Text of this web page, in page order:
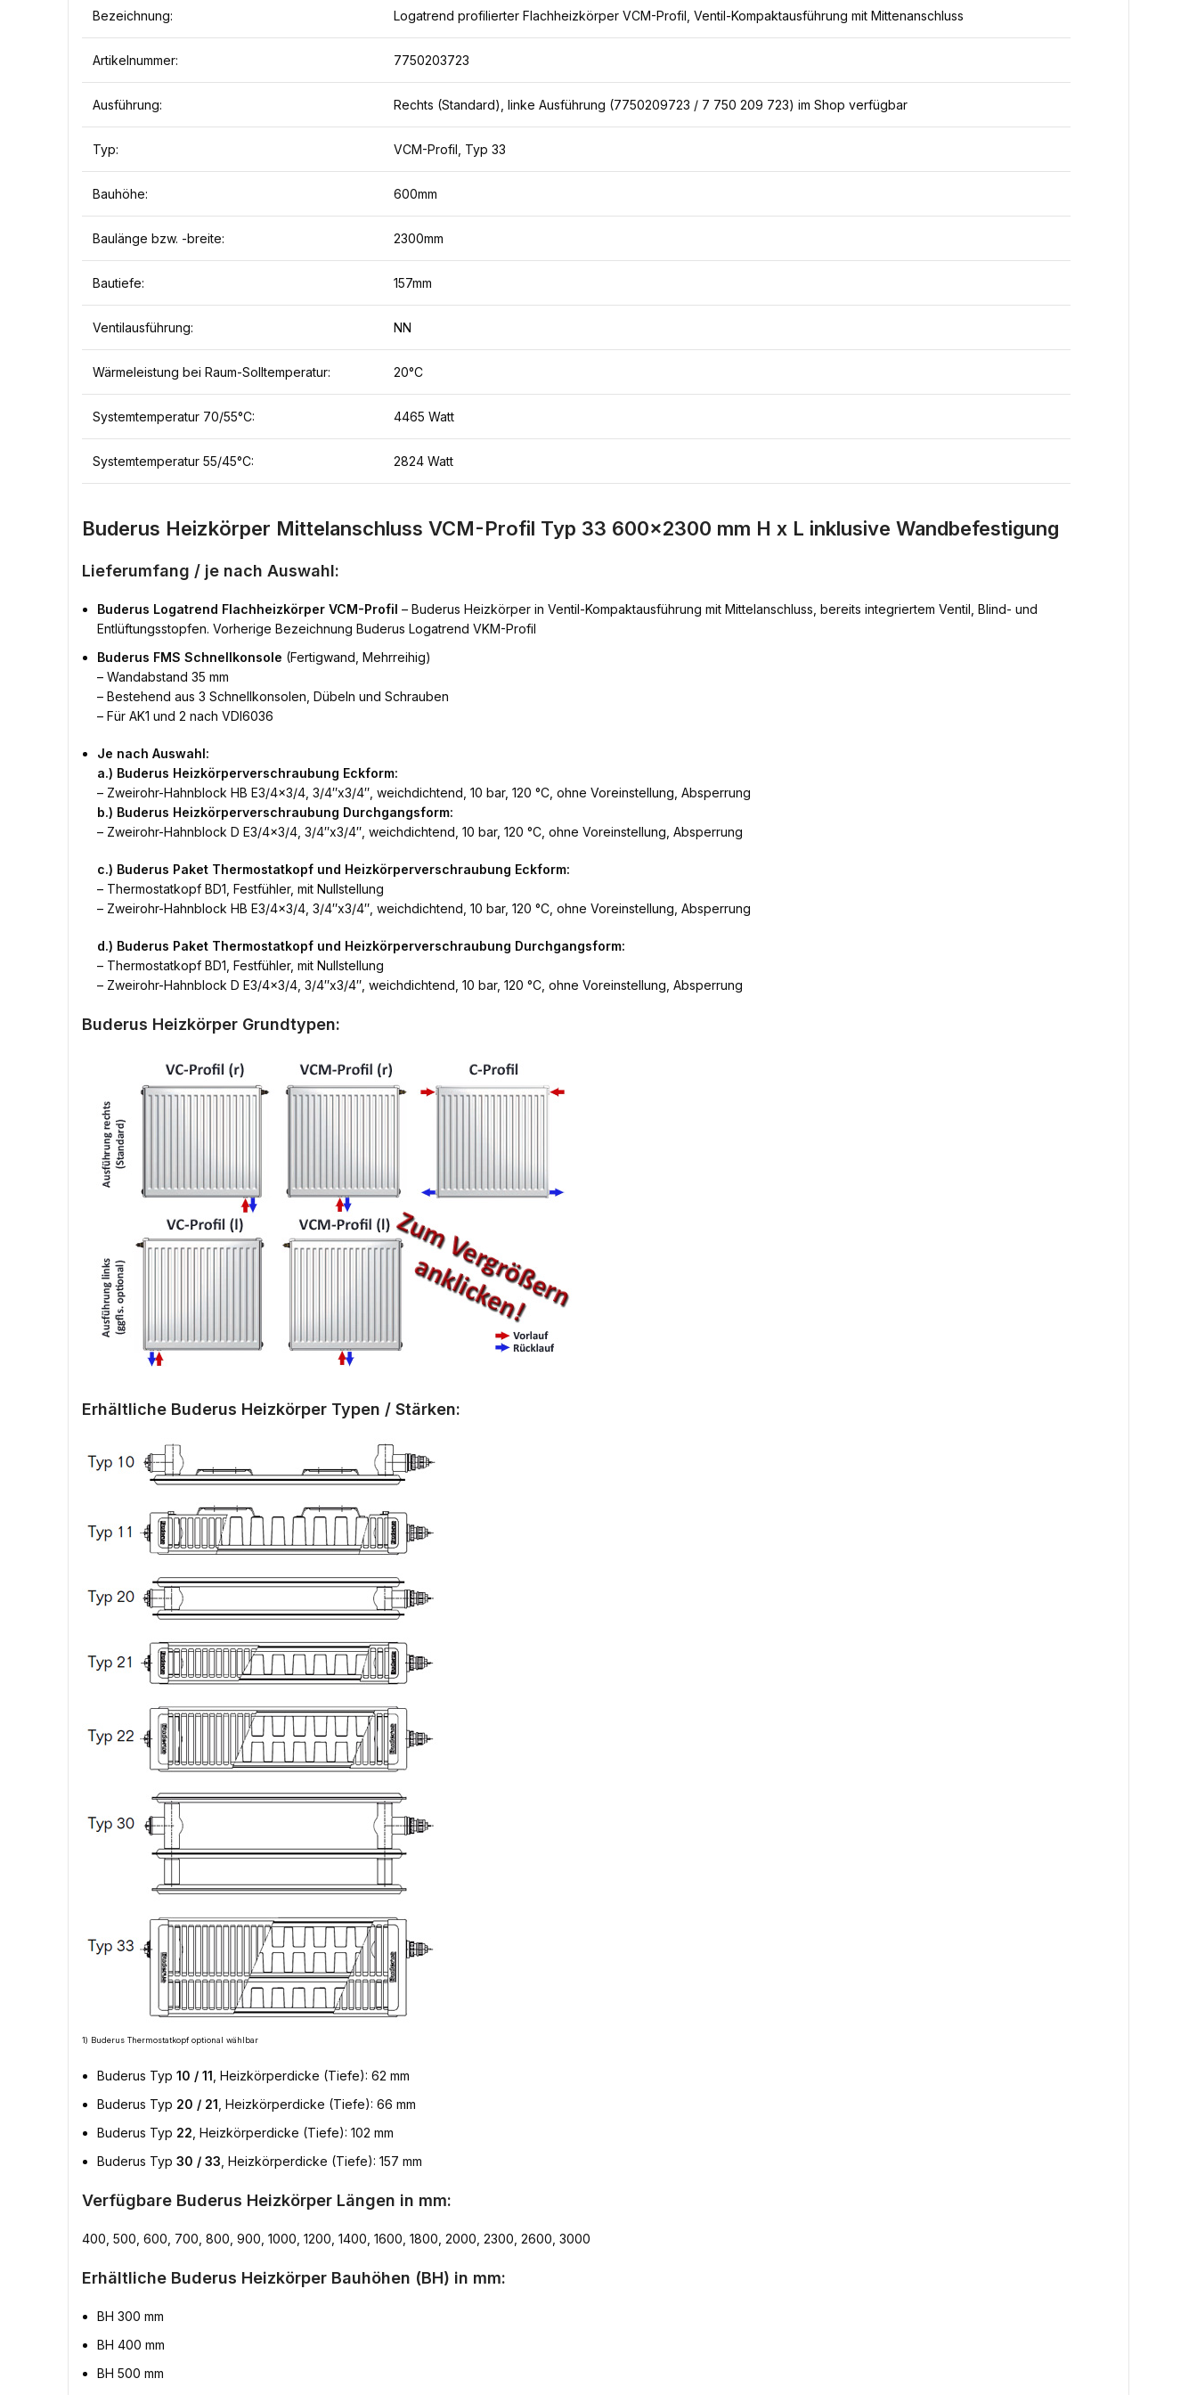
Bezeichnung: Logatrend profilierter Flachheizkörper VCM-Profil, Ventil-Kompaktausführung mit Mittenanschluss
Artikelnummer: 7750203723
Ausführung: Rechts (Standard), linke Ausführung (7750209723 / 7 750 209 723) im Shop verfügbar
Typ: VCM-Profil, Typ 33
Bauhöhe: 600mm
Baulänge bzw. -breite: 2300mm
Bautiefe: 157mm
Ventilausführung: NN
Wärmeleistung bei Raum-Solltemperatur: 20°C
Systemtemperatur 70/55°C: 4465 Watt
Systemtemperatur 55/45°C: 2824 Watt
Buderus Heizkörper Mittelanschluss VCM-Profil Typ 33 600×2300 mm H x L inklusive Wandbefestigung
Lieferumfang / je nach Auswahl:
Buderus Logatrend Flachheizkörper VCM-Profil – Buderus Heizkörper in Ventil-Kompaktausführung mit Mittelanschluss, bereits integriertem Ventil, Blind- und
Entlüftungsstopfen. Vorherige Bezeichnung Buderus Logatrend VKM-Profil
Buderus FMS Schnellkonsole (Fertigwand, Mehrreihig)
– Wandabstand 35 mm
– Bestehend aus 3 Schnellkonsolen, Dübeln und Schrauben
– Für AK1 und 2 nach VDI6036
Je nach Auswahl:
a.) Buderus Heizkörperverschraubung Eckform:
– Zweirohr-Hahnblock HB E3/4×3/4, 3/4″x3/4″, weichdichtend, 10 bar, 120 °C, ohne Voreinstellung, Absperrung
b.) Buderus Heizkörperverschraubung Durchgangsform:
– Zweirohr-Hahnblock D E3/4×3/4, 3/4″x3/4″, weichdichtend, 10 bar, 120 °C, ohne Voreinstellung, Absperrung
c.) Buderus Paket Thermostatkopf und Heizkörperverschraubung Eckform:
– Thermostatkopf BD1, Festfühler, mit Nullstellung
– Zweirohr-Hahnblock HB E3/4×3/4, 3/4″x3/4″, weichdichtend, 10 bar, 120 °C, ohne Voreinstellung, Absperrung
d.) Buderus Paket Thermostatkopf und Heizkörperverschraubung Durchgangsform:
– Thermostatkopf BD1, Festfühler, mit Nullstellung
– Zweirohr-Hahnblock D E3/4×3/4, 3/4″x3/4″, weichdichtend, 10 bar, 120 °C, ohne Voreinstellung, Absperrung
Buderus Heizkörper Grundtypen:
Erhältliche Buderus Heizkörper Typen / Stärken:
1) Buderus Thermostatkopf optional wählbar
Buderus Typ 10 / 11 , Heizkörperdicke (Tiefe): 62 mm
Buderus Typ 20 / 21 , Heizkörperdicke (Tiefe): 66 mm
Buderus Typ 22 , Heizkörperdicke (Tiefe): 102 mm
Buderus Typ 30 / 33 , Heizkörperdicke (Tiefe): 157 mm
Verfügbare Buderus Heizkörper Längen in mm:
400, 500, 600, 700, 800, 900, 1000, 1200, 1400, 1600, 1800, 2000, 2300, 2600, 3000
Erhältliche Buderus Heizkörper Bauhöhen (BH) in mm:
BH 300 mm
BH 400 mm
BH 500 mm